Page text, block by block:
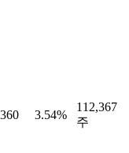
3.54%
112,367
주